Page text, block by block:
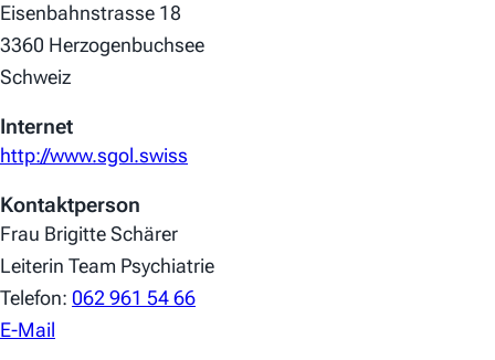
Eisenbahnstrasse 18
3360 Herzogenbuchsee
Schweiz
Internet
http://www.sgol.swiss
Kontaktperson
Frau Brigitte Schärer
Leiterin Team Psychiatrie
Telefon: 062 961 54 66
E-Mail